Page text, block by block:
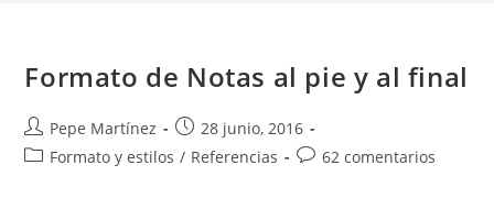
Formato de Notas al pie y al final
Autor
de
Pepe Martínez
Publicación
de
28 junio, 2016
Categoría
Formato y estilos / Referencias
Comentarios
62 comentarios